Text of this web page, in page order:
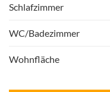
Schlafzimmer
WC/Badezimmer
Wohnfläche